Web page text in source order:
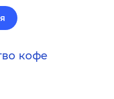
кофе